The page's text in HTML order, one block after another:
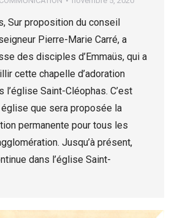
Sur proposition du conseil
Pierre-Marie Carré, a
des disciples d’Emmaüs, qui a
cette chapelle d’adoration
l’église Saint-Cléophas. C’est
que sera proposée la
permanente pour tous les
Jusqu’à présent,
dans l’église Saint-